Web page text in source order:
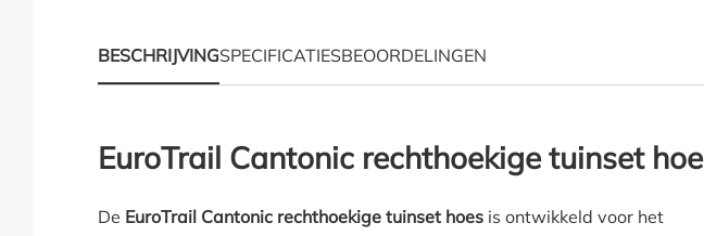
BESCHRIJVINGSPECIFICATIESBEOORDELINGEN
Productinformatie "EuroTrail
EuroTrail Cantonic rechthoekige tuinset
De EuroTrail Cantonic rechthoekige tuinset hoes is ontwikkeld voor het